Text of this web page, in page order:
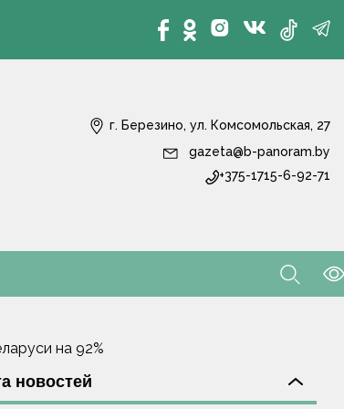
г. Березино, ул. Комсомольская, 27
gazeta@b-panoram.by
+375-1715-6-92-71
на 92%
новостей